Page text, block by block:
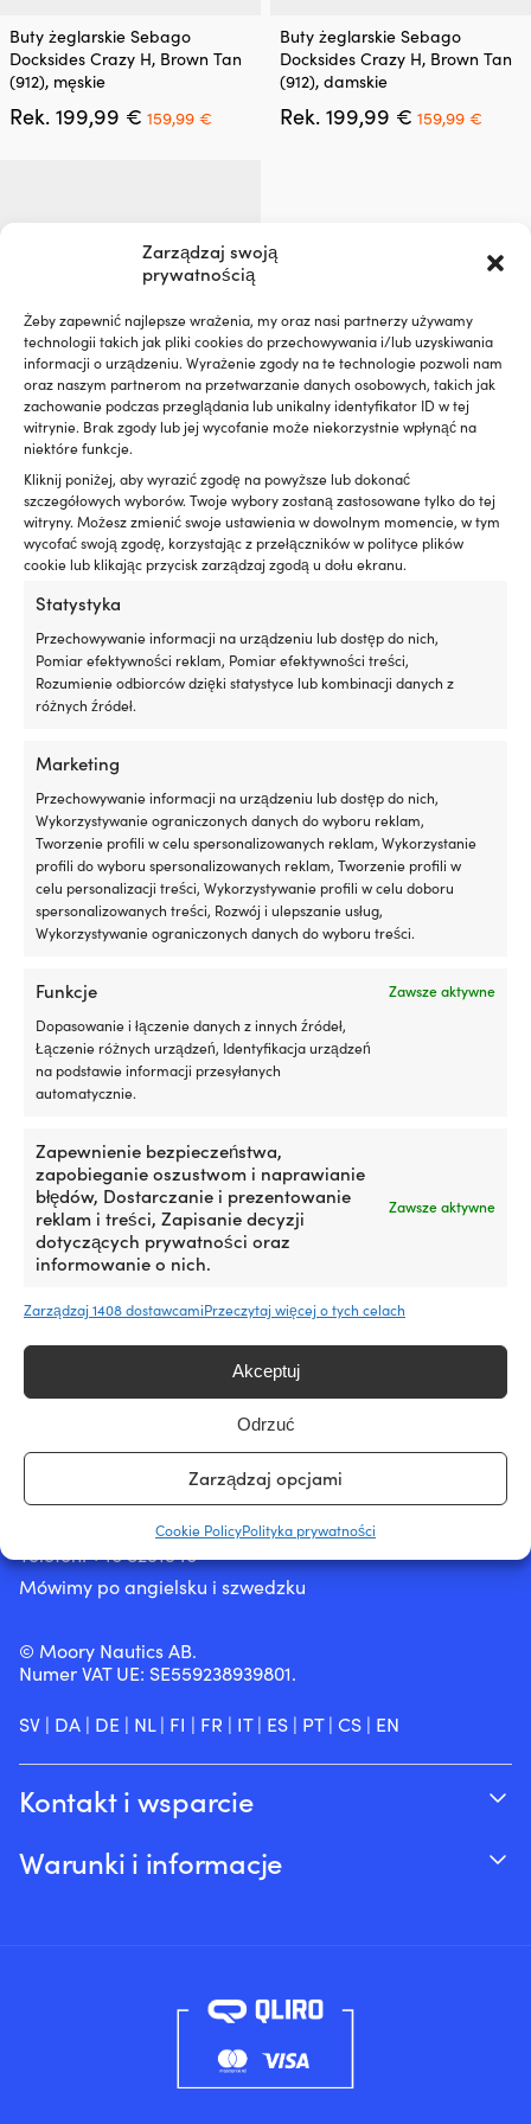
Zarządzaj swoją
prywatnością
Żeby zapewnić najlepsze wrażenia, my oraz nasi partnerzy używamy
technologii takich jak pliki cookies do przechowywania i/lub uzyskiwania
informacji o urządzeniu. Wyrażenie zgody na te technologie pozwoli nam
oraz naszym partnerom na przetwarzanie danych osobowych, takich jak
zachowanie podczas przeglądania lub unikalny identyfikator ID w tej
witrynie. Brak zgody lub jej wycofanie może niekorzystnie wpłynąć na
niektóre funkcje.
Kliknij poniżej, aby wyrazić zgodę na powyższe lub dokonać
szczegółowych wyborów. Twoje wybory zostaną zastosowane tylko do tej
witryny. Możesz zmienić swoje ustawienia w dowolnym momencie, w tym
wycofać swoją zgodę, korzystając z przełączników w polityce plików
cookie lub klikając przycisk zarządzaj zgodą u dołu ekranu.
Statystyka
Przechowywanie informacji na urządzeniu lub dostęp do nich,
Pomiar efektywności reklam, Pomiar efektywności treści,
Rozumienie odbiorców dzięki statystyce lub kombinacji danych z
różnych źródeł.
Marketing
Przechowywanie informacji na urządzeniu lub dostęp do nich,
Wykorzystywanie ograniczonych danych do wyboru reklam,
Tworzenie profili w celu spersonalizowanych reklam, Wykorzystanie
profili do wyboru spersonalizowanych reklam, Tworzenie profili w
celu personalizacji treści, Wykorzystywanie profili w celu doboru
spersonalizowanych treści, Rozwój i ulepszanie usług,
Wykorzystywanie ograniczonych danych do wyboru treści.
Funkcje
Zawsze aktywne
Dopasowanie i łączenie danych z innych źródeł,
Łączenie różnych urządzeń, Identyfikacja urządzeń
na podstawie informacji przesyłanych
automatycznie.
Zapewnienie bezpieczeństwa,
zapobieganie oszustwom i naprawianie
błędów, Dostarczanie i prezentowanie
reklam i treści, Zapisanie decyzji
dotyczących prywatności oraz
informowanie o nich.
Zawsze aktywne
Zarządzaj 1408 dostawcamiPrzeczytaj więcej o tych celach
Akceptuj
Odrzuć
Zarządzaj opcjami
Cookie PolicyPolityka prywatności
Ten
produkt
ma
wiele
wariantów.
stronie
Buty żeglarskie Sebago
Docksides Crazy H, Brown Tan
(912), męskie
Rek. 199,99 € Pierwotna
cena
159,99 € Aktualna
Ten
produkt
ma
wiele
wariantów.
produktu
Buty żeglarskie Sebago
Docksides Crazy H, Brown Tan
(912), damskie
Rek. 199,99 € Pierwotna
cena
159,99 €
Ten
produkt
ma
wiele
wariantów.
Opcje
można
stronie
produktu
Buty żeglarskie Sebago
Docksides Crazy H, Blue Navy
(908), męskie
Rek.199,99€Pierwotna
cena
wynosiła:
159,99€Aktualna
cena
wynosi:
Nasza gwarancja cenowa – to nie
może być prostsze
Kup teraz, porównaj cenę później.Nasza
gwarancja cenowa jest bardzo prosta:
dopasowujemy ceny do wszystkich sklepów na
całym świecie. Możesz spokojnie kupić swój sprzęt
już teraz – jeśli znajdziesz go taniej w innym
sklepie w ciągu 14 dni, dopasujemy cenę po
Dowiedz się więcej o naszej gwarancji
cenowej
Największy szwedzki sklep z akcesoriami żeglarskimi –
teraz także w Polsce
Bardzo zadowoleni klienci –4.7 / 5 na Trustpilot
Zamówienia złożone przed 12:30 są wysyłane tego
info@moory.pl
Telefon:+46 8251546
Mówimy po angielsku i szwedzku
© Moory Nautics AB.
Numer VAT UE: SE559238939801.
SV | DA | DE | NL| FI | FR | IT| ES | PT| CS | EN
Kontakt i wsparcie
Wyślij nam e-mail na adres info@moory.pl
Warunki i informacje
Zwroty i refundacje
Warunki sprzedaży
Polityka prywatności